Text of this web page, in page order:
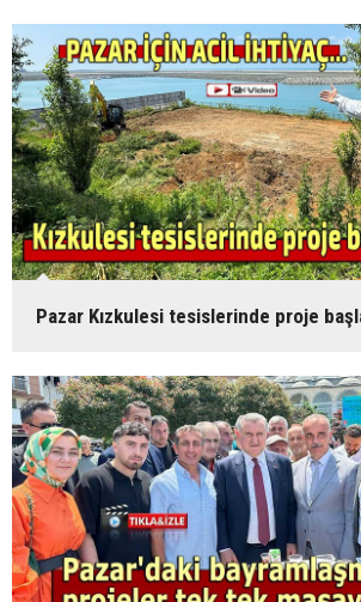
Pazar Kızkulesi tesislerinde proje